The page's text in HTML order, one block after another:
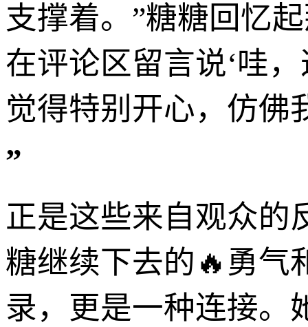
支撑着。”糖糖回忆
在评论区留言说‘哇
觉得特别开心，仿佛
”
正是这些来自观众的
糖继续下去的🔥勇气
录，更是一种连接。